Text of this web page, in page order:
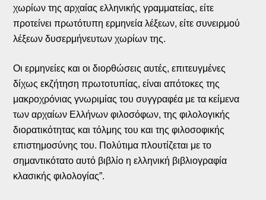
χωρίων της αρχαίας ελληνικής γραμματείας, είτε
προτείνει πρωτότυπη ερμηνεία λέξεων, είτε συνειρμού
λέξεων δυσερμήνευτων χωρίων της.
Οι ερμηνείες και οι διορθώσεις αυτές, επιτευγμένες
δίχως εκζήτηση πρωτοτυπίας, είναι απότοκες της
μακροχρόνιας γνωριμίας του συγγραφέα με τα κείμενα
των αρχαίων Ελλήνων φιλοσόφων, της φιλολογικής
διορατικότητας και τόλμης του και της φιλοσοφικής
επιστημοσύνης του. Πολύτιμα πλουτίζεται με το
σημαντικότατο αυτό βιβλίο η ελληνική βιβλιογραφία
κλασικής φιλολογίας”.